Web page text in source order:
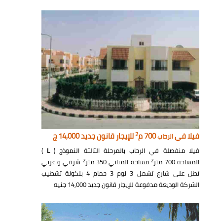
فيلا فيالرحاب700 م 2للإيجار قانون جديد 14,000 ج
فيلا منفصلة في الرحاب بالمرحلة الثالثة النموذج (L
)
المساحة 700 متر
2مساحة المباني 350 متر 2 شرقي و غربي
تطل على شارع تشمل 3 نوم 3 حمام 4 بلكونة تشطيب
الشركة الوديعة مدفوعة للإيجار قانون جديد 14,000 جنيه